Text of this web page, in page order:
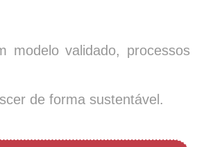
modelo validado, processos
de forma sustentável.
8888